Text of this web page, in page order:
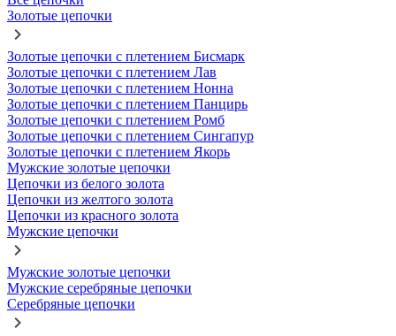
Золотые цепочки
Золотые цепочки с плетением Бисмарк
Золотые цепочки с плетением Лав
Золотые цепочки с плетением Нонна
Золотые цепочки с плетением Панцирь
Золотые цепочки с плетением Ромб
Золотые цепочки с плетением Сингапур
Золотые цепочки с плетением Якорь
Мужские золотые цепочки
Цепочки из белого золота
Цепочки из желтого золота
Цепочки из красного золота
Мужские цепочки
Мужские золотые цепочки
Мужские серебряные цепочки
Серебряные цепочки